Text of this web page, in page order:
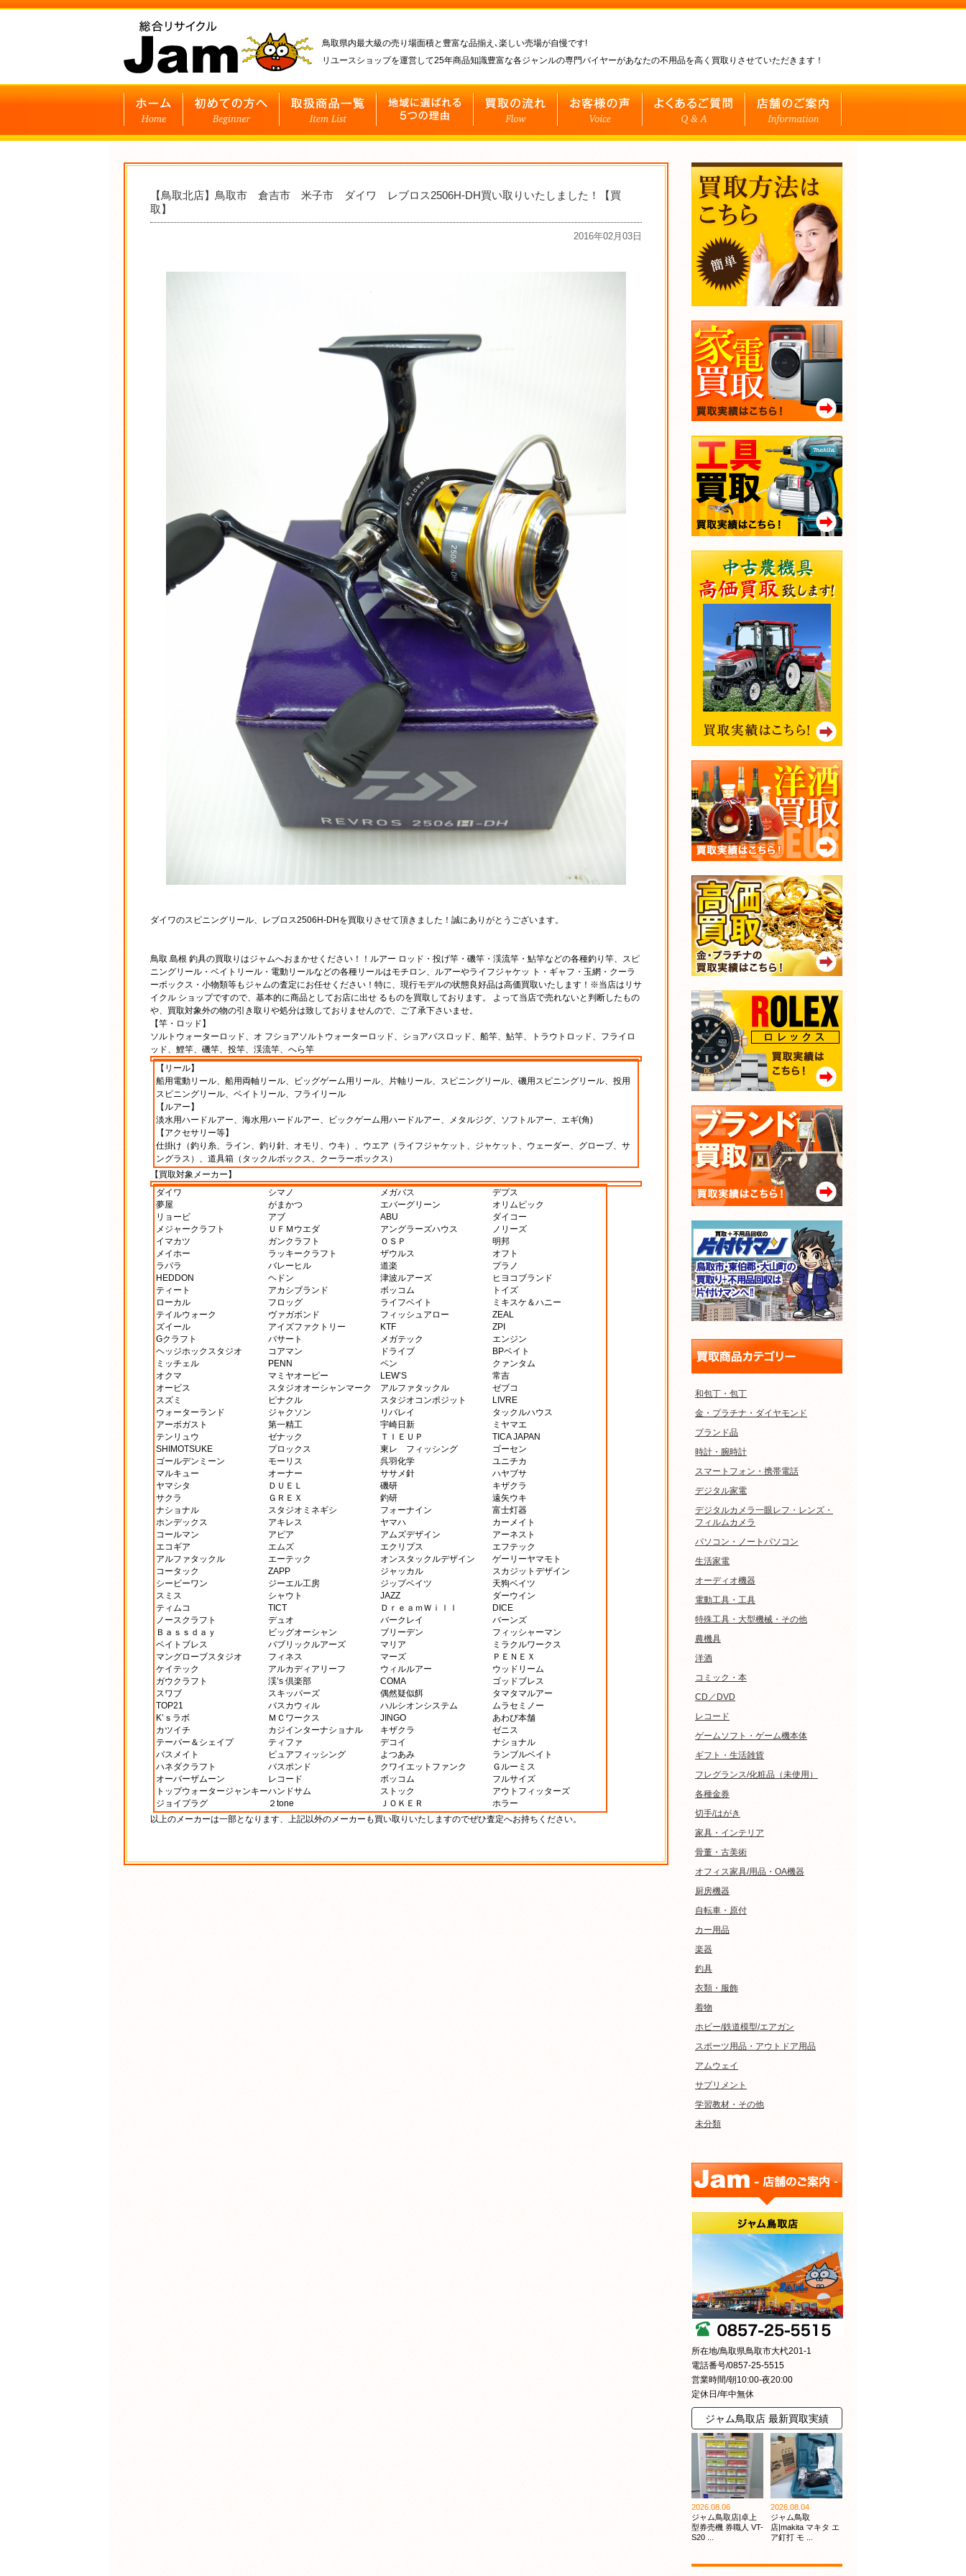
鳥取県内最大級の売り場面積と豊富な品揃え､楽しい売場が自慢です!
リユースショップを運営して25年商品知識豊富な各ジャンルの専門バイヤーがあなたの不用品を高く買取りさせていただきます！
【鳥取北店】鳥取市 倉吉市 米子市 ダイワ レブロス2506H-DH買い取りいたしました！【買
取】
2016年02月03日
ダイワのスピニングリール、レブロス2506H-DHを買取りさせて頂きました！誠にありがとうございます。
鳥取 島根 釣具の買取りはジャムへおまかせください！！ルアー ロッド・投げ竿・磯竿・渓流竿・鮎竿などの各種釣り竿、スピ
ニングリール・ベイトリール・電動リールなどの各種リールはモチロン、ルアーやライフジャケッ ト・ギャフ・玉網・クーラ
ーボックス・小物類等もジャムの査定にお任せください！特に、現行モデルの状態良好品は高価買取いたします！※当店はリサ
イクル ショップですので、基本的に商品としてお店に出せ るものを買取しております。 よって当店で売れないと判断したもの
や、買取対象外の物の引き取りや処分は致しておりませんので、ご了承下さいませ。
【竿・ロッド】
ソルトウォーターロッド、オ フショアソルトウォーターロッド、ショアバスロッド、船竿、鮎竿、トラウトロッド、フライロ
ッド、鯉竿、磯竿、投竿、渓流竿、へら竿
【リール】
船用電動リール、船用両軸リール、ビッグゲーム用リール、片軸リール、スピニングリール、磯用スピニングリール、投用
スピニングリール、ベイトリール、フライリール
【ルアー】
淡水用ハードルアー、海水用ハードルアー、ビックゲーム用ハードルアー、メタルジグ、ソフトルアー、エギ(角)
【アクセサリー等】
仕掛け（釣り糸、ライン、釣り針、オモリ、ウキ）、ウエア（ライフジャケット、ジャケット、ウェーダー、グローブ、サ
ングラス）、道具箱（タックルボックス、クーラーボックス）
【買取対象メーカー】
ダイワ
シマノ メガバス
デプス
夢屋
がまかつ エバーグリーン
オリムピック
リョービ
アブ ABU
ダイコー
メジャークラフト
ＵＦＭウエダ アングラーズハウス
ノリーズ
イマカツ
ガンクラフト ＯＳＰ
明邦
メイホー
ラッキークラフト ザウルス
オフト
ラパラ
バレーヒル 道楽
プラノ
HEDDON
ヘドン 津波ルアーズ
ヒヨコブランド
ティート
アカシブランド ボッコム
トイズ
ローカル
フロッグ ライフベイト
ミキスケ＆ハニー
テイルウォーク
ヴァガボンド フィッシュアロー
ZEAL
ズイール
アイズファクトリー KTF
ZPI
Gクラフト
バサート メガテック
エンジン
ヘッジホックスタジオ
コアマン ドライブ
BPベイト
ミッチェル
PENN ペン
クァンタム
オクマ
マミヤオーピー LEW’S
常吉
オービス
スタジオオーシャンマーク アルファタックル
ゼブコ
スズミ
ピナクル スタジオコンポジット
LIVRE
ウォーターランド
ジャクソン リバレイ
タックルハウス
アーボガスト
第一精工 宇崎日新
ミヤマエ
テンリュウ
ゼナック ＴＩＥＵＰ
TICA JAPAN
SHIMOTSUKE
プロックス 東レ フィッシング
ゴーセン
ゴールデンミーン
モーリス 呉羽化学
ユニチカ
マルキュー
オーナー ササメ針
ハヤブサ
ヤマシタ
ＤＵＥＬ 磯研
キザクラ
サクラ
ＧＲＥＸ 釣研
遠矢ウキ
ナショナル
スタジオミネギシ フォーナイン
富士灯器
ホンデックス
アキレス ヤマハ
カーメイト
コールマン
アピア アムズデザイン
アーネスト
エコギア
エムズ エクリプス
エフテック
アルファタックル
エーテック オンスタックルデザイン
ゲーリーヤマモト
コータック
ZAPP ジャッカル
スカジットデザイン
シービーワン
ジーエル工房 ジップベイツ
天狗ベイツ
スミス
シャウト JAZZ
ダーウイン
ティムコ
TICT ＤｒｅａｍＷｉｌｌ
DICE
ノースクラフト
デュオ バークレイ
バーンズ
Ｂａｓｓｄａｙ
ビッグオーシャン ブリーデン
フィッシャーマン
ベイトブレス
パブリックルアーズ マリア
ミラクルワークス
マングローブスタジオ
フィネス マーズ
ＰＥＮＥＸ
ケイテック
アルカディアリーフ ウィルルアー
ウッドリーム
ガウクラフト
渓’s 倶楽部 COMA
ゴッドブレス
スワブ
スキッパーズ 偶然疑似餌
タマタマルアー
TOP21
バスカウィル ハルシオンシステム
ムラセミノー
K’ｓラボ
ＭＣワークス JINGO
あわび本舗
カツイチ
カジインターナショナル キザクラ
ゼニス
テーパー＆シェイプ
ティファ デコイ
ナショナル
バスメイト
ピュアフィッシング よつあみ
ランブルベイト
ハネダクラフト
バスポンド クワイエットファンク
Ｇルーミス
オーバーザムーン
レコード ボッコム
フルサイズ
トップウォータージャンキーハンドサム ストック
アウトフィッターズ
ジョイプラグ
２tone ＪＯＫＥＲ
ホラー
以上のメーカーは一部となります、上記以外のメーカーも買い取りいたしますのでぜひ査定へお持ちください。
和包丁・包丁
金・プラチナ・ダイヤモンド
ブランド品
時計・腕時計
スマートフォン・携帯電話
デジタル家電
デジタルカメラ一眼レフ・レンズ・
フィルムカメラ
パソコン・ノートパソコン
生活家電
オーディオ機器
電動工具・工具
特殊工具・大型機械・その他
農機具
洋酒
コミック・本
CD／DVD
レコード
ゲームソフト・ゲーム機本体
ギフト・生活雑貨
フレグランス/化粧品（未使用）
各種金券
切手/はがき
家具・インテリア
骨董・古美術
オフィス家具/用品・OA機器
厨房機器
自転車・原付
カー用品
楽器
釣具
衣類・服飾
着物
ホビー/鉄道模型/エアガン
スポーツ用品・アウトドア用品
アムウェイ
サプリメント
学習教材・その他
未分類
所在地/鳥取県鳥取市大杙201-1
電話番号/0857-25-5515
営業時間/朝10:00-夜20:00
定休日/年中無休
ジャム鳥取店 最新買取実績
2026.08.06
ジャム鳥取店|卓上
型券売機 券職人 VT-
S20 ...
2026.08.04
ジャム鳥取
店|makita マキタ エ
ア釘打 モ ...